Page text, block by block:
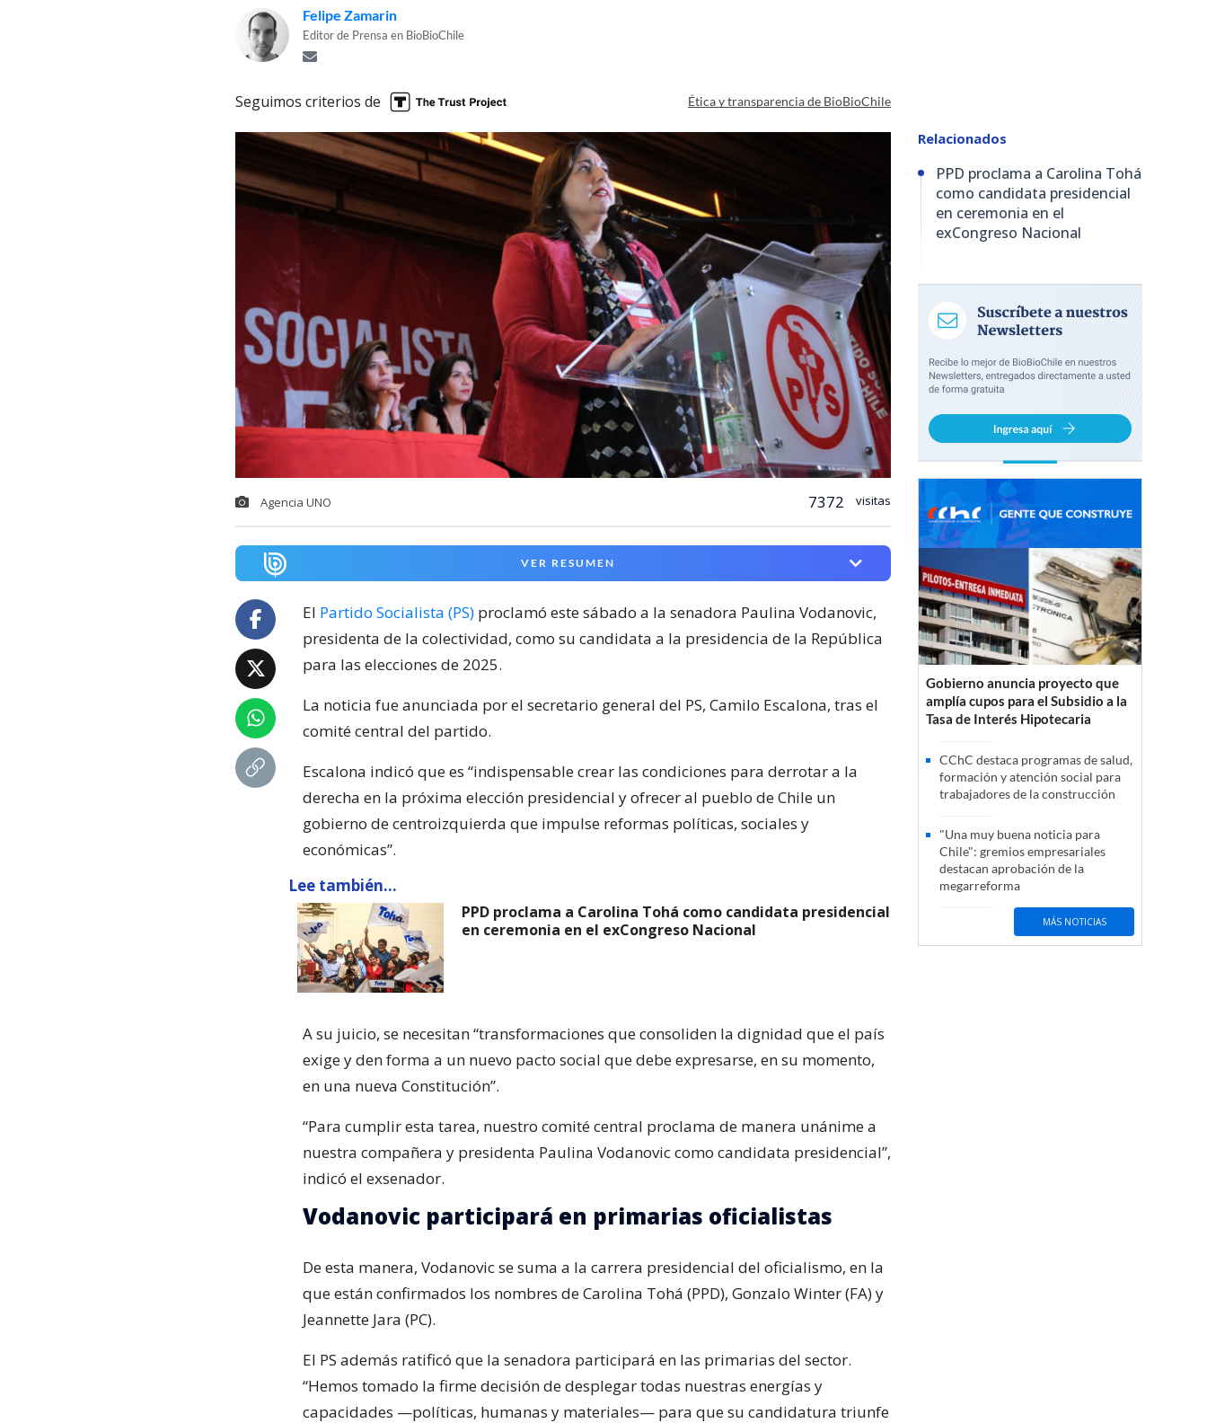
Felipe Zamarin
Editor de Prensa en BioBioChile
Seguimos criterios de Ética y transparencia de BioBioChile
Agencia UNO 7372 visitas
VER RESUMEN
El Partido Socialista (PS) proclamó este sábado a la senadora Paulina Vodanovic,
presidenta de la colectividad, como su candidata a la presidencia de la República
para las elecciones de 2025.
La noticia fue anunciada por el secretario general del PS, Camilo Escalona, tras el
comité central del partido.
Escalona indicó que es “indispensable crear las condiciones para derrotar a la
derecha en la próxima elección presidencial y ofrecer al pueblo de Chile un
gobierno de centroizquierda que impulse reformas políticas, sociales y
económicas”.
Lee también...
PPD proclama a Carolina Tohá como candidata presidencial
en ceremonia en el exCongreso Nacional
A su juicio, se necesitan “transformaciones que consoliden la dignidad que el país
exige y den forma a un nuevo pacto social que debe expresarse, en su momento,
en una nueva Constitución”.
“Para cumplir esta tarea, nuestro comité central proclama de manera unánime a
nuestra compañera y presidenta Paulina Vodanovic como candidata presidencial”,
indicó el exsenador.
Vodanovic participará en primarias oficialistas
De esta manera, Vodanovic se suma a la carrera presidencial del oficialismo, en la
que están confirmados los nombres de Carolina Tohá (PPD), Gonzalo Winter (FA) y
Jeannette Jara (PC).
El PS además ratificó que la senadora participará en las primarias del sector.
“Hemos tomado la firme decisión de desplegar todas nuestras energías y
capacidades —políticas, humanas y materiales— para que su candidatura triunfe
Relacionados
PPD proclama a Carolina Tohá
como candidata presidencial
en ceremonia en el
exCongreso Nacional
Gobierno anuncia proyecto que
amplía cupos para el Subsidio a la
Tasa de Interés Hipotecaria
CChC destaca programas de salud,
formación y atención social para
trabajadores de la construcción
"Una muy buena noticia para
Chile": gremios empresariales
destacan aprobación de la
megarreforma
MÁS NOTICIAS